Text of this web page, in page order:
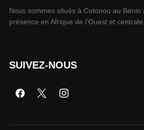
Nous sommes situés à Cotonou au Bénin
présence en Afrique de l'Ouest et centrale.
SUIVEZ-NOUS